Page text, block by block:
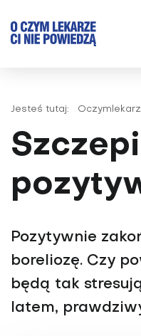
Jesteś tutaj:
Pozytywnie
boreliozę. Czy
będą tak
latem,